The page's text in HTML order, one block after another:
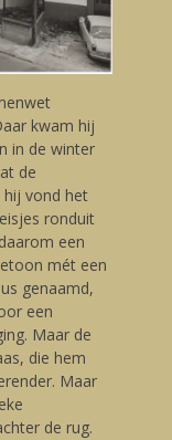
kwam hij
in de winter
de
hij vond het
ronduit
een
mét een
genaamd,
een
Maar de
die hem
Maar
de rug.